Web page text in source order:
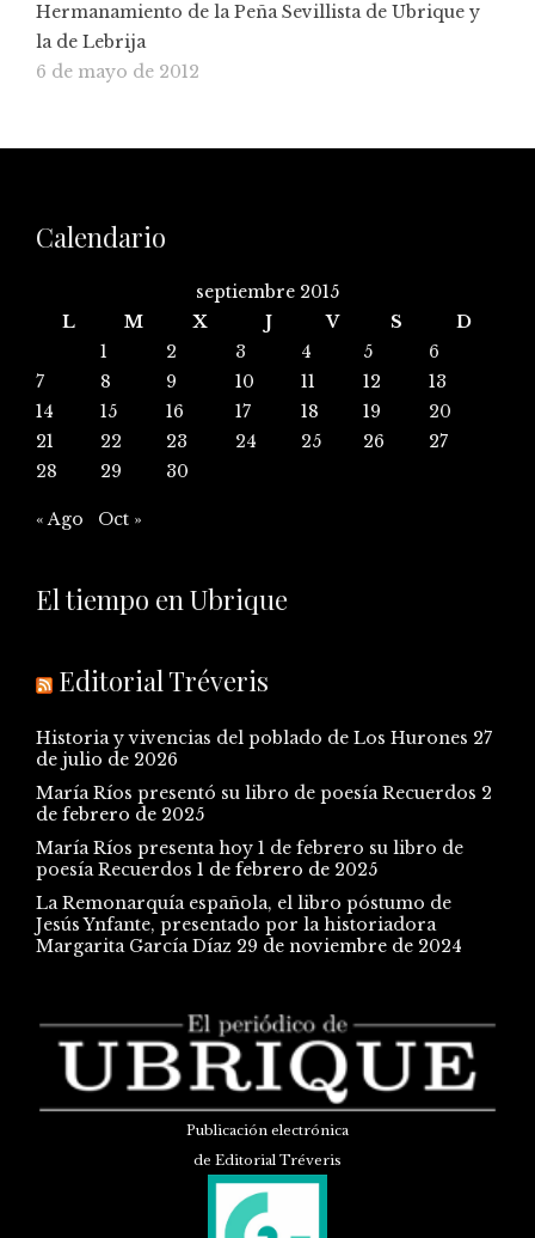
Hermanamiento de la Peña Sevillista de Ubrique y
la de Lebrija
6 de mayo de 2012
Calendario
septiembre 2015
L
M X J V S
D
1
2 3 4 5
6
7
8 9 10 11 12
13
14
15 16 17 18 19
20
21
22 23 24 25 26
27
28
29 30
« Ago Oct »
El tiempo en Ubrique
Editorial Tréveris
Historia y vivencias del poblado de Los Hurones 27
de julio de 2026
María Ríos presentó su libro de poesía Recuerdos 2
de febrero de 2025
María Ríos presenta hoy 1 de febrero su libro de
poesía Recuerdos 1 de febrero de 2025
La Remonarquía española, el libro póstumo de
Jesús Ynfante, presentado por la historiadora
Margarita García Díaz 29 de noviembre de 2024
Publicación electrónica
de Editorial Tréveris